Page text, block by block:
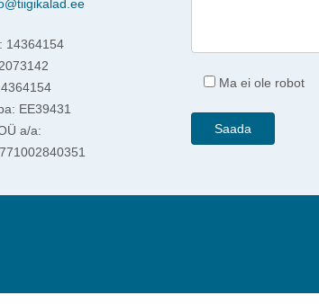
14364154
EE39431
a/a:
Ma ei ole robot